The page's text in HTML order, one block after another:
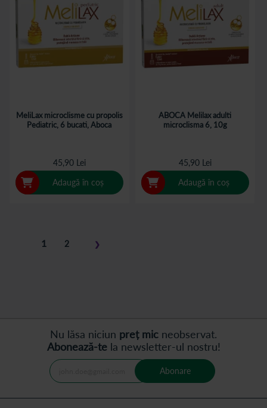
MeliLax microclisme cu propolis
Pediatric, 6 bucati, Aboca
45,90 Lei
Adaugă în coș
ABOCA Melilax adulti
microclisma 6, 10g
45,90 Lei
Adaugă în coș
în
1 Pagina
2 ❯
Nu lăsa niciun preț mic neobservat.
Abonează-tela newsletter-ul nostru!
Abonare